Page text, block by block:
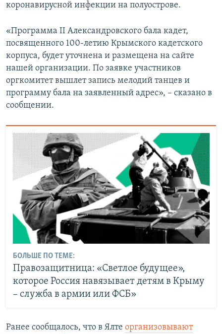
коронавирусной инфекции на полуострове.
«Программа II Александровского бала кадет,
посвященного 100-летию Крымского кадетского
корпуса, будет уточнена и размещена на сайте
нашей организации. По заявке участников
оргкомитет вышлет запись мелодий танцев и
программу бала на заявленный адрес», – сказано в
сообщении.
БОЛЬШЕ ПО ТЕМЕ:
Правозащитница: «Светлое будущее»,
которое Россия навязывает детям в Крыму
– служба в армии или ФСБ»
Ранее сообщалось, что в Ялте организовывают